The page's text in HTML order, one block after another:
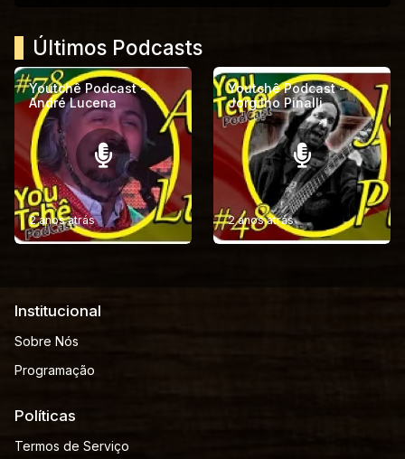
Últimos Podcasts
Youtchê Podcast -
André Lucena
2 anos atrás
Youtchê Podcast -
Jorgilho Pinalli
2 anos atrás
Institucional
Sobre Nós
Programação
Políticas
Termos de Serviço